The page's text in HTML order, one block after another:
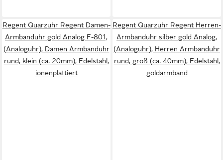
Regent Quarzuhr Regent Damen-
Armbanduhr gold Analog F-801,
(Analoguhr), Damen Armbanduhr
rund, klein (ca. 20mm), Edelstahl,
ionenplattiert
Regent Quarzuhr Regent Herren-
Armbanduhr silber gold Analog,
(Analoguhr), Herren Armbanduhr
rund, groß (ca. 40mm), Edelstahl,
goldarmband